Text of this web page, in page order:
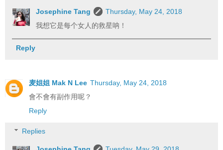
Josephine Tang
Thursday, May 24, 2018
我想它是每个女人的救星呐！
Reply
麦姐姐 Mak N Lee Thursday, May 24, 2018
會不會有副作用呢？
Reply
Replies